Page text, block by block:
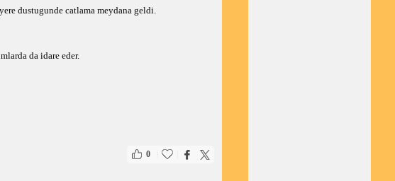
dustugunde catlama meydana geldi.
da idare eder.
0